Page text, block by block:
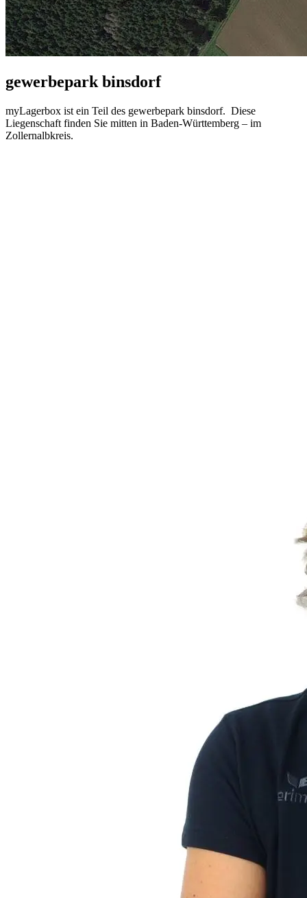
gewerbepark binsdorf
myLagerbox ist ein Teil des gewerbepark binsdorf. Diese
Liegenschaft finden Sie mitten in Baden-Württemberg – im
Zollernalbkreis.